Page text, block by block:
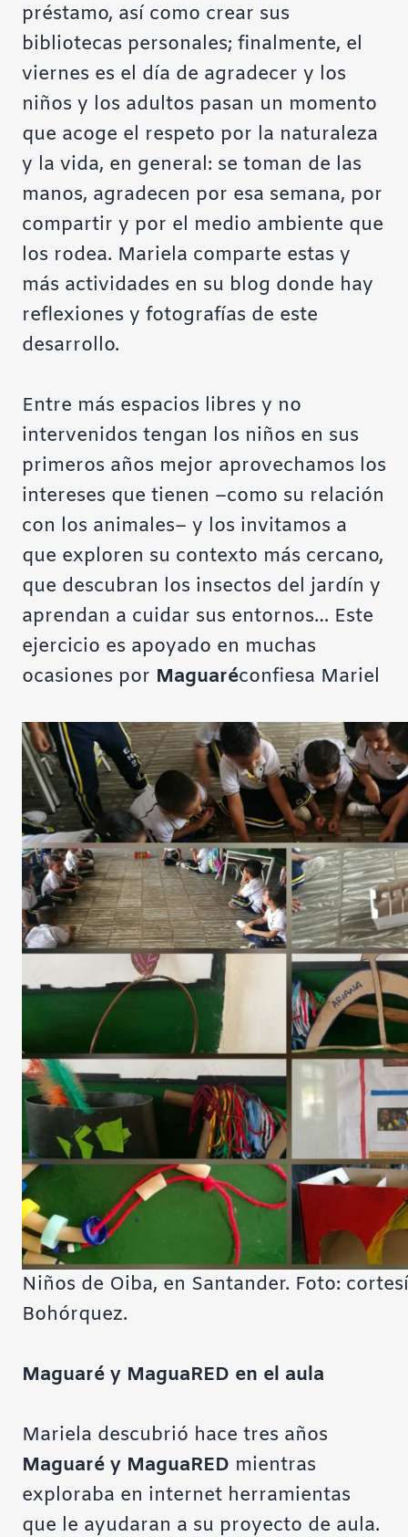
préstamo, así como crear sus
bibliotecas personales; finalmente, el
viernes es el día de agradecer y los
niños y los adultos pasan un momento
que acoge el respeto por la naturaleza
y la vida, en general: se toman de las
manos, agradecen por esa semana, por
compartir y por el medio ambiente que
los rodea. Mariela comparte estas y
más actividades en su blog donde hay
reflexiones y fotografías de este
desarrollo.
Entre más espacios libres y no
intervenidos tengan los niños en sus
primeros años mejor aprovechamos los
intereses que tienen –como su relación
con los animales– y los invitamos a
que exploren su contexto más cercano,
que descubran los insectos del jardín y
aprendan a cuidar sus entornos… Este
ejercicio es apoyado en muchas
ocasiones por Maguaréconfiesa Mariel
Niños de Oiba, en Santander. Foto:
Bohórquez.
Maguaré y MaguaRED en el aula
Mariela descubrió hace tres años
Maguaré y MaguaRED mientras
exploraba en internet herramientas
que le ayudaran a su proyecto de aula.